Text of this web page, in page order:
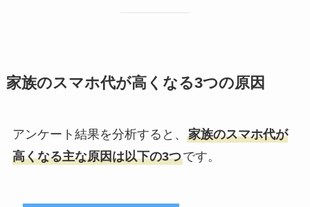
家族のスマホ代が高くなる3つの原因
アンケート結果を分析すると、 家族のスマホ代が
高くなる主な原因は以下の3つです。